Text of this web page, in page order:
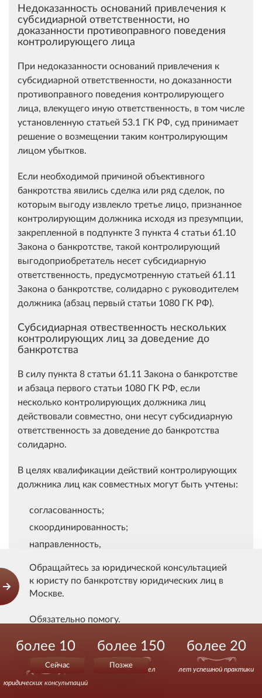
Недоказанность оснований привлечения к
субсидиарной ответственности, но
доказанности противоправного поведения
контролирующего лица
При недоказанности оснований привлечения к
субсидиарной ответственности, но доказанности
противоправного поведения контролирующего
лица, влекущего иную ответственность, в том числе
установленную статьей 53.1 ГК РФ, суд принимает
решение о возмещении таким контролирующим
лицом убытков.
Если необходимой причиной объективного
банкротства явились сделка или ряд сделок, по
которым выгоду извлекло третье лицо, признанное
контролирующим должника исходя из презумпции,
закрепленной в подпункте 3 пункта 4 статьи 61.10
Закона о банкротстве, такой контролирующий
выгодоприобретатель несет субсидиарную
ответственность, предусмотренную статьей 61.11
Закона о банкротстве, солидарно с руководителем
должника (абзац первый статьи 1080 ГК РФ).
Субсидиарная отвественность нескольких
контролирующих лиц за доведение до
банкротства
В силу пункта 8 статьи 61.11 Закона о банкротстве
и абзаца первого статьи 1080 ГК РФ, если
несколько контролирующих должника лиц
действовали совместно, они несут субсидиарную
ответственность за доведение до банкротства
солидарно.
В целях квалификации действий контролирующих
должника лиц как совместных могут быть учтены:
согласованность;
скоординированность;
направленность,
этих действий на реализацию общего для всех
намерения.
в любой форме, в том числе соисполнительство,
пособничество и т.д.
Пока не доказано иное, предполагается, что
являются совместными действия нескольких
Обращайтесь за юридической консультацией
к юристу по банкротству юридических лиц в
Москве.
Обязательно помогу.
Действуйте уверенно.
Сейчас Позже
более 10
000
юридических консультаций
более 150
выигранных дел
более 20
лет успешной практики